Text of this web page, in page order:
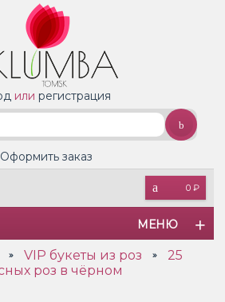
или регистрация
0 ₽
Оформить заказ
МЕНЮ
» VIP букеты из роз »
25
роз в чёрном